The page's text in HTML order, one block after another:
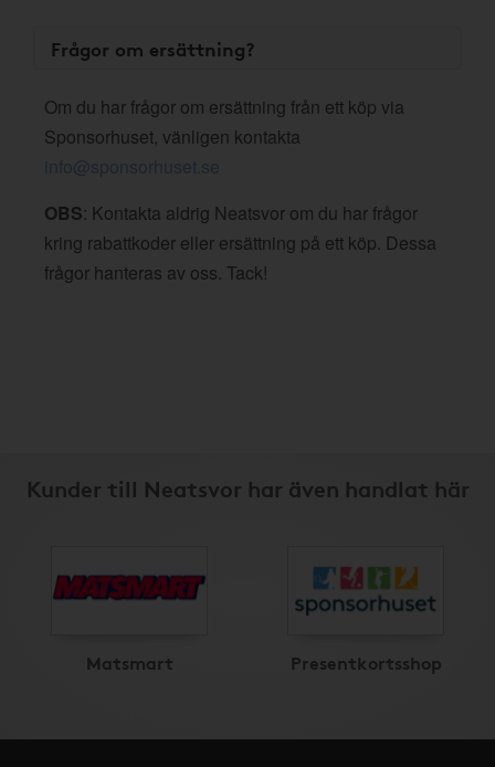
Frågor om ersättning?
Om du har frågor om ersättning från ett köp via
Sponsorhuset, vänligen kontakta
info@sponsorhuset.se
OBS: Kontakta aldrig Neatsvor om du har frågor
kring rabattkoder eller ersättning på ett köp. Dessa
frågor hanteras av oss. Tack!
Kunder till Neatsvor har även handlat här
Matsmart Presentkortsshop